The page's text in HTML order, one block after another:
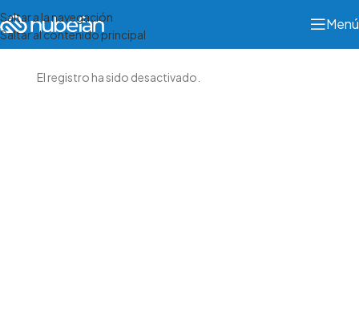
Saltar a la navegación
Saltar al contenido principal
Menú
El registro ha sido desactivado.